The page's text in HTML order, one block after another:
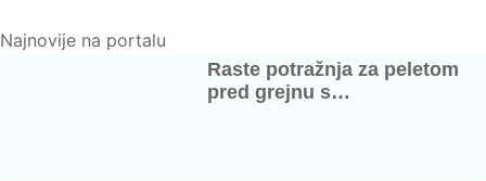
Najnovije na portalu
Raste potražnja za peletom
pred grejnu s…